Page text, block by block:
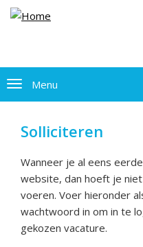
Menu
Solliciteren
Wanneer je al eens
website, dan hoeft je
voeren. Voer hieronder
wachtwoord in om in te
gekozen vacature.